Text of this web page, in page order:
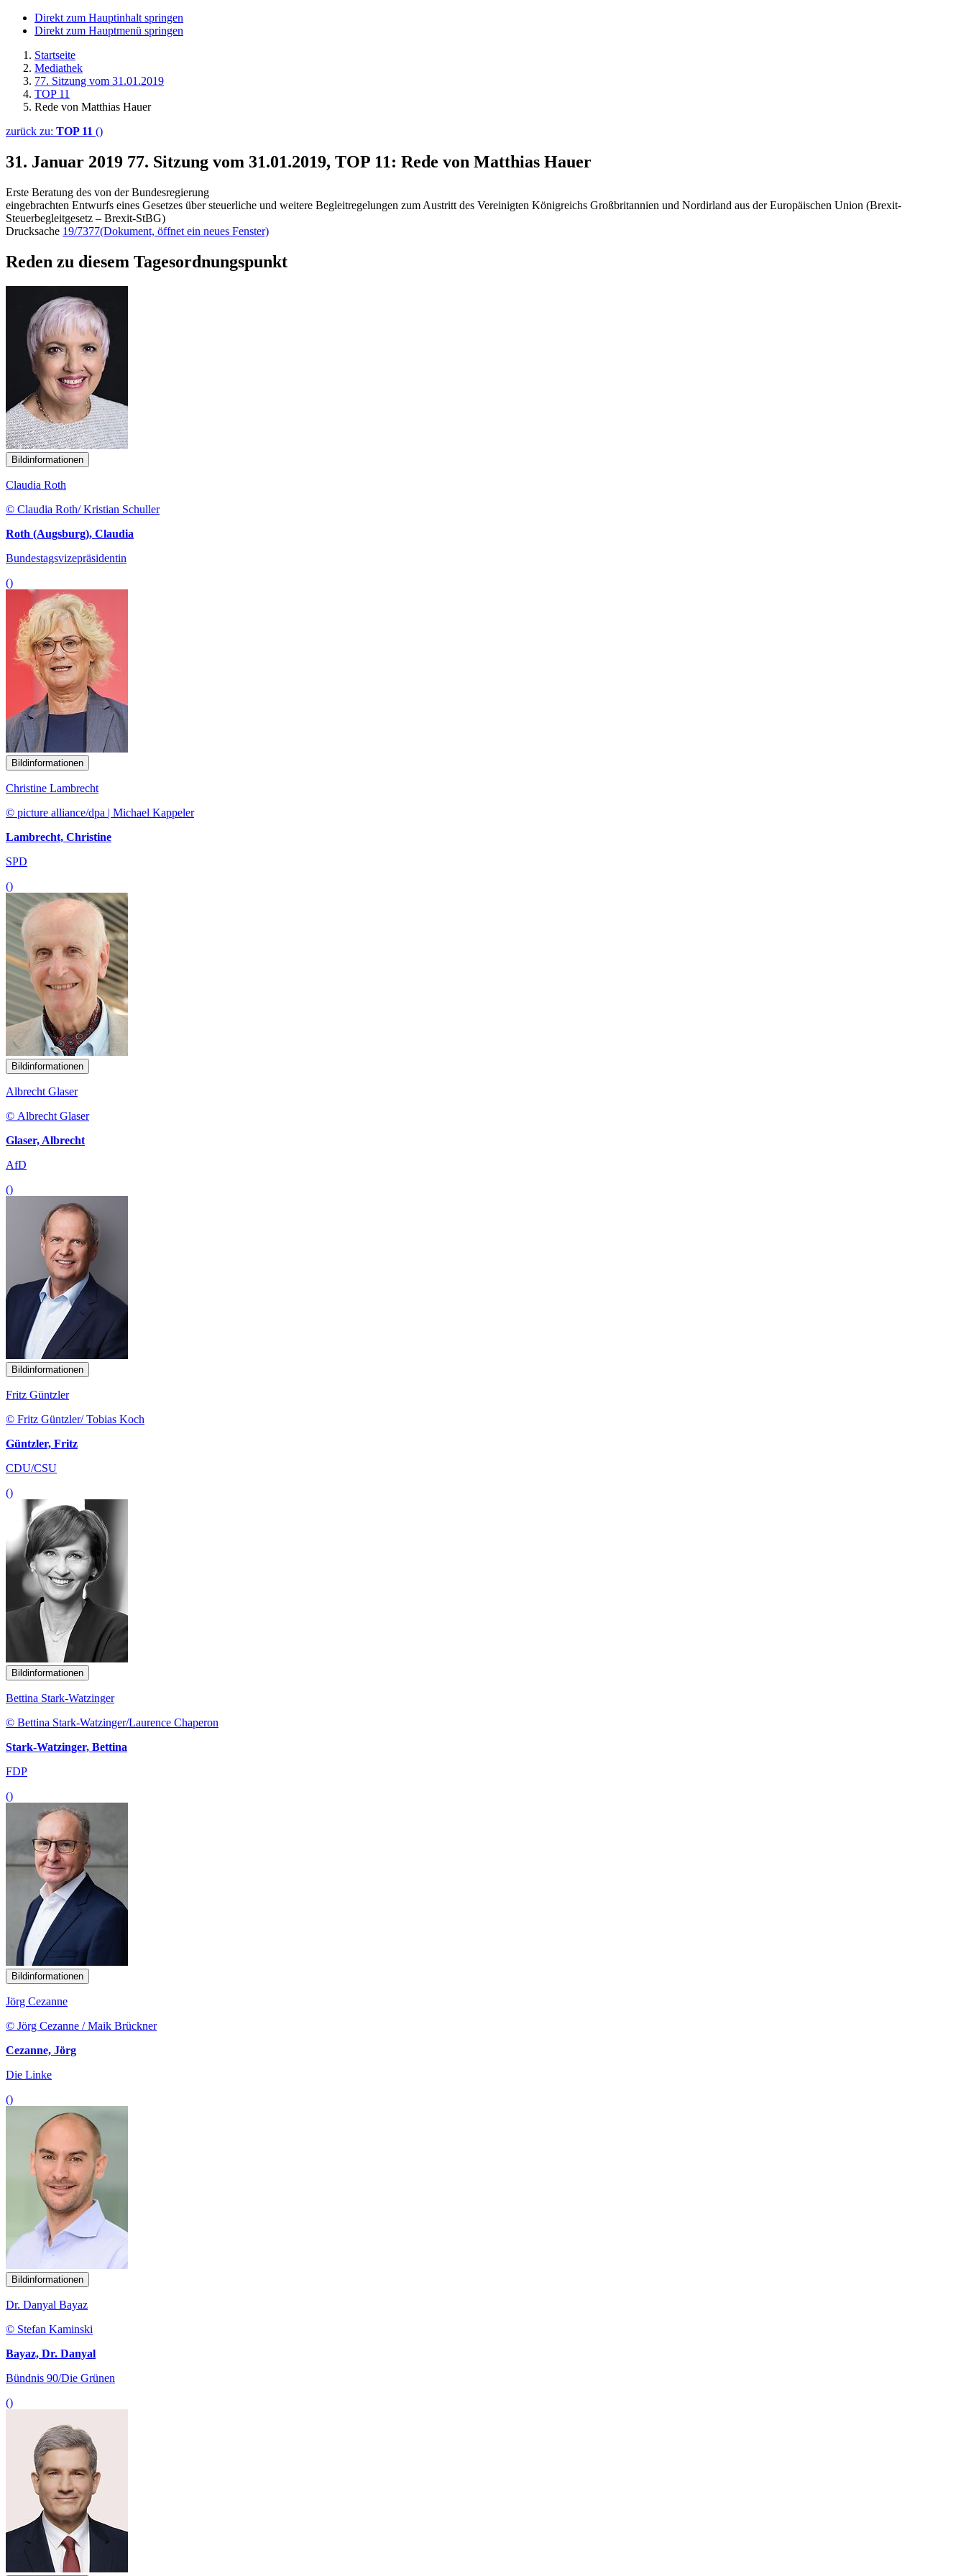
Direkt zum Hauptinhalt springen
Direkt zum Hauptmenü springen
Startseite
Mediathek
77. Sitzung vom 31.01.2019
TOP 11
Rede von Matthias Hauer
zurück zu: TOP 11 ()
31. Januar 2019 77. Sitzung vom 31.01.2019, TOP 11: Rede von Matthias Hauer
Erste Beratung des von der Bundesregierung
eingebrachten Entwurfs eines Gesetzes über steuerliche und weitere Begleitregelungen zum Austritt des Vereinigten Königreichs Großbritannien und Nordirland aus der Europäischen Union (Brexit-
Steuerbegleitgesetz – Brexit-StBG)
Drucksache 19/7377(Dokument, öffnet ein neues Fenster)
Reden zu diesem Tagesordnungspunkt
Bildinformationen
Claudia Roth
© Claudia Roth/ Kristian Schuller
Roth (Augsburg), Claudia
Bundestagsvizepräsidentin
()
Bildinformationen
Christine Lambrecht
© picture alliance/dpa | Michael Kappeler
Lambrecht, Christine
SPD
()
Bildinformationen
Albrecht Glaser
© Albrecht Glaser
Glaser, Albrecht
AfD
()
Bildinformationen
Fritz Güntzler
© Fritz Güntzler/ Tobias Koch
Güntzler, Fritz
CDU/CSU
()
Bildinformationen
Bettina Stark-Watzinger
© Bettina Stark-Watzinger/Laurence Chaperon
Stark-Watzinger, Bettina
FDP
()
Bildinformationen
Jörg Cezanne
© Jörg Cezanne / Maik Brückner
Cezanne, Jörg
Die Linke
()
Bildinformationen
Dr. Danyal Bayaz
© Stefan Kaminski
Bayaz, Dr. Danyal
Bündnis 90/Die Grünen
()